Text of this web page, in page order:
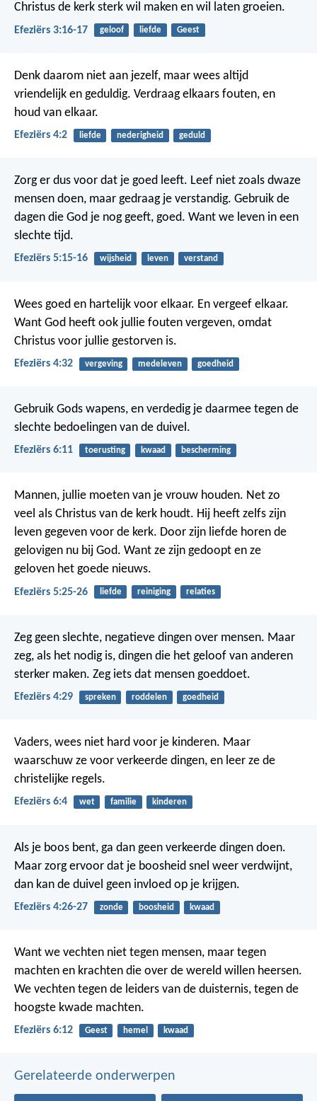
Christus de kerk sterk wil maken en wil laten groeien.
Efeziërs 3:16-17 geloof liefde Geest
Denk daarom niet aan jezelf, maar wees altijd
vriendelijk en geduldig. Verdraag elkaars fouten, en
houd van elkaar.
Efeziërs 4:2 liefde nederigheid geduld
Zorg er dus voor dat je goed leeft. Leef niet zoals dwaze
mensen doen, maar gedraag je verstandig. Gebruik de
dagen die God je nog geeft, goed. Want we leven in een
slechte tijd.
Efeziërs 5:15-16 wijsheid leven verstand
Wees goed en hartelijk voor elkaar. En vergeef elkaar.
Want God heeft ook jullie fouten vergeven, omdat
Christus voor jullie gestorven is.
Efeziërs 4:32 vergeving medeleven goedheid
Gebruik Gods wapens, en verdedig je daarmee tegen de
slechte bedoelingen van de duivel.
Efeziërs 6:11 toerusting kwaad bescherming
Mannen, jullie moeten van je vrouw houden. Net zo
veel als Christus van de kerk houdt. Hij heeft zelfs zijn
leven gegeven voor de kerk. Door zijn liefde horen de
gelovigen nu bij God. Want ze zijn gedoopt en ze
geloven het goede nieuws.
Efeziërs 5:25-26 liefde reiniging relaties
Zeg geen slechte, negatieve dingen over mensen. Maar
zeg, als het nodig is, dingen die het geloof van anderen
sterker maken. Zeg iets dat mensen goeddoet.
Efeziërs 4:29 spreken roddelen goedheid
Vaders, wees niet hard voor je kinderen. Maar
waarschuw ze voor verkeerde dingen, en leer ze de
christelijke regels.
Efeziërs 6:4 wet familie kinderen
Als je boos bent, ga dan geen verkeerde dingen doen.
Maar zorg ervoor dat je boosheid snel weer verdwijnt,
dan kan de duivel geen invloed op je krijgen.
Efeziërs 4:26-27 zonde boosheid kwaad
Want we vechten niet tegen mensen, maar tegen
machten en krachten die over de wereld willen heersen.
We vechten tegen de leiders van de duisternis, tegen de
hoogste kwade machten.
Efeziërs 6:12 Geest hemel kwaad
Gerelateerde onderwerpen